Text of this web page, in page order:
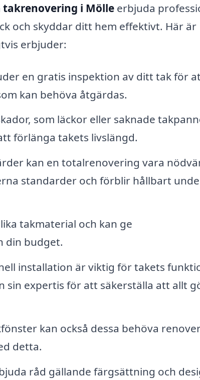
takrenovering i Mölle erbjuda
och skyddar ditt hem effektivt. Här är
erbjuder:
en gratis inspektion av ditt tak för
kan behöva åtgärdas.
som läckor eller saknade
förlänga takets livslängd.
kan en totalrenovering vara
standarder och förblir hållbart
takmaterial och kan ge
din budget.
installation är viktig för takets
expertis för att säkerställa att allt
kan också dessa behöva
detta.
råd gällande färgsättning och